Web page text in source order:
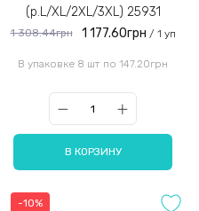
(р.L/XL/2XL/3XL) 25931
1 308.44грн 1 177.60грн / 1 уп
В упаковке 8 шт по 147.20грн
В КОРЗИНУ
-10%